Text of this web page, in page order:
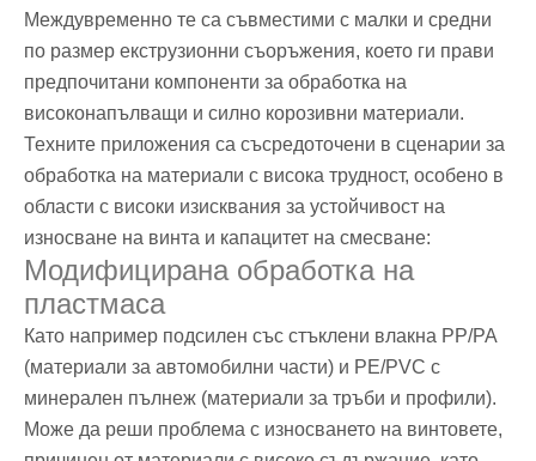
Междувременно те са съвместими с малки и средни
по размер екструзионни съоръжения, което ги прави
предпочитани компоненти за обработка на
високонапълващи и силно корозивни материали.
Техните приложения са съсредоточени в сценарии за
обработка на материали с висока трудност, особено в
области с високи изисквания за устойчивост на
износване на винта и капацитет на смесване:
Модифицирана обработка на
пластмаса
Като например подсилен със стъклени влакна PP/PA
(материали за автомобилни части) и PE/PVC с
минерален пълнеж (материали за тръби и профили).
Може да реши проблема с износването на винтовете,